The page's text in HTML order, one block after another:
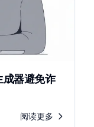
器避免诈
阅读更多